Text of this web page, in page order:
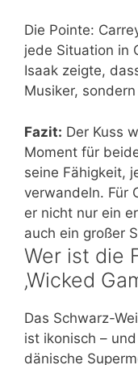
Die Pointe:
jede Situation in
Isaak zeigte,
Musiker,
Fazit: Der Kuss
Moment für
seine Fähigkeit,
verwandeln. Für
er nicht nur ein
auch ein großer
Wer ist die
‚Wicked
Das Schwarz-
ist ikonisch –
dänische